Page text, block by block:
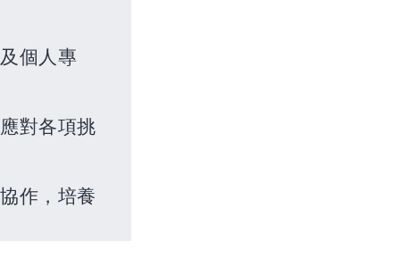
個人專
對各項挑
作，培養